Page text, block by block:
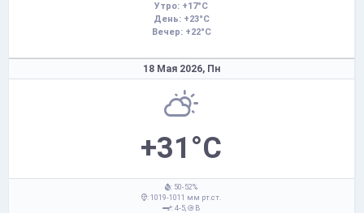
Утро: +17°C
День: +23°C
Вечер: +22°C
18 Мая 2026, Пн
+31°C
: 50-52%
: 1019-1011 мм рт.ст.
: 4-5,
В